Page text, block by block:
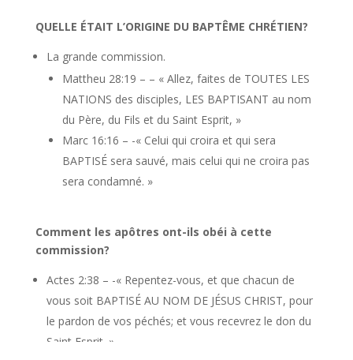
QUELLE ÉTAIT L’ORIGINE DU BAPTÊME CHRÉTIEN?
La grande commission.
Mattheu 28:19 – – « Allez, faites de TOUTES LES
NATIONS des disciples, LES BAPTISANT au nom
du Père, du Fils et du Saint Esprit, »
Marc 16:16 – -« Celui qui croira et qui sera
BAPTISÉ sera sauvé, mais celui qui ne croira pas
sera condamné. »
Comment les apôtres ont-ils obéi à cette
commission?
Actes 2:38 – -« Repentez-vous, et que chacun de
vous soit BAPTISÉ AU NOM DE JÉSUS CHRIST, pour
le pardon de vos péchés; et vous recevrez le don du
Saint Esprit. »